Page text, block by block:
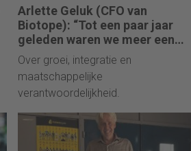
Arlette Geluk (CFO van
Biotope): “Tot een paar jaar
geleden waren we meer een
MKB-bedrijf. Inmiddels zijn we
een echte Benelux-organisatie.”
Over groei, integratie en
maatschappelijke
verantwoordelijkheid.